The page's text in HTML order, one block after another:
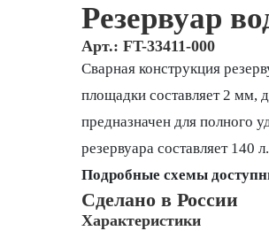
Резервуар
Арт.: FT-33411-000
Сварная конструкция
площадки составляет 2 мм,
предназначен для полного
резервуара составляет 140 л.
Подробные схемы
Сделано в России
Характеристики